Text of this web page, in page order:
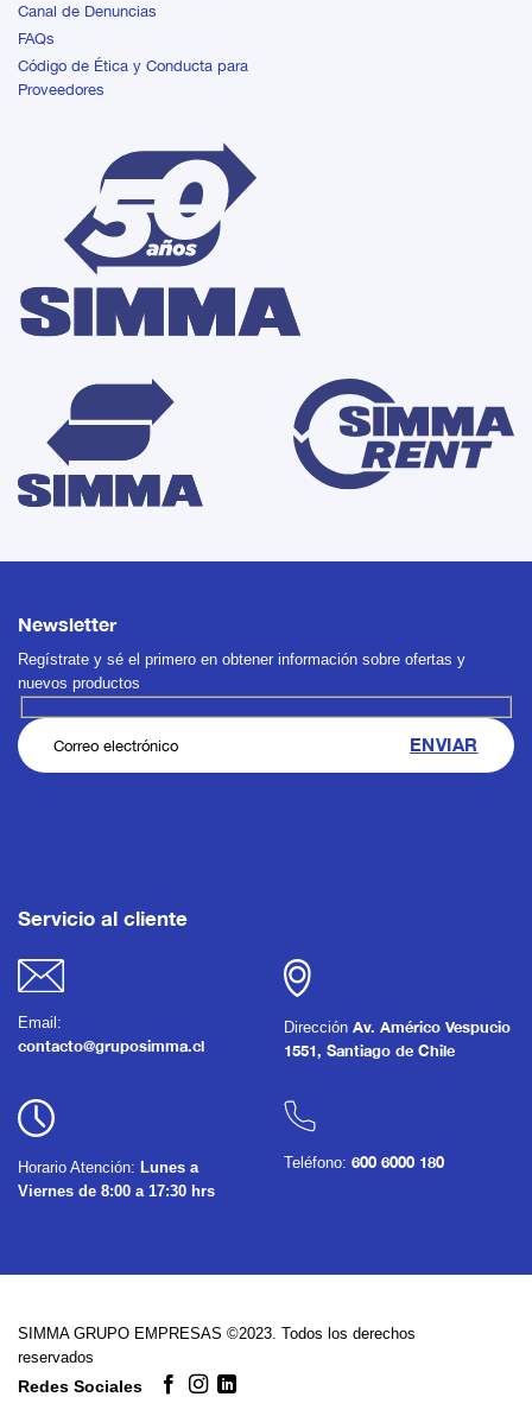
Canal de Denuncias
FAQs
Código de Ética y Conducta para
Proveedores
Newsletter
Regístrate y sé el primero en obtener información sobre ofertas y
nuevos productos
Servicio al cliente
Email:
contacto@gruposimma.cl
Dirección Av. Américo Vespucio
1551, Santiago de Chile
Horario Atención: Lunes a
Viernes de 8:00 a 17:30 hrs
Teléfono: 600 6000 180
SIMMA GRUPO EMPRESAS ©2023. Todos los derechos
reservados
Redes Sociales